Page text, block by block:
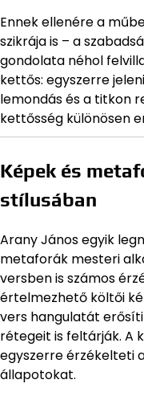
Ennek ellenére a
szikrája is – a
gondolata néhol
kettős: egyszerre
lemondás és a titkon
kettősség különösen
Képek és
stílusában
Arany János egyik
metaforák mesteri
versben is számos
értelmezhető költői
vers hangulatát
rétegeit is feltárják. A
egyszerre érzékelteti
állapotokat.